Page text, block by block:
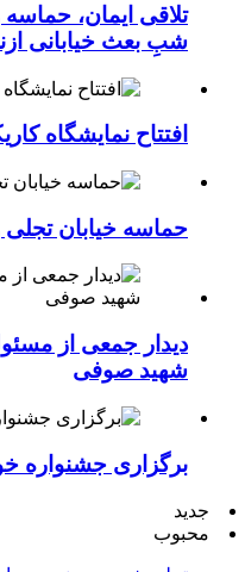
تلاقی ایمان،
شبِ بعث خیابانی
افتتاح نمایشگاه
حماسه خیابان
دیدار جمعی از
شهید صوفی
برگزاری جشنواره
جدید
محبوب